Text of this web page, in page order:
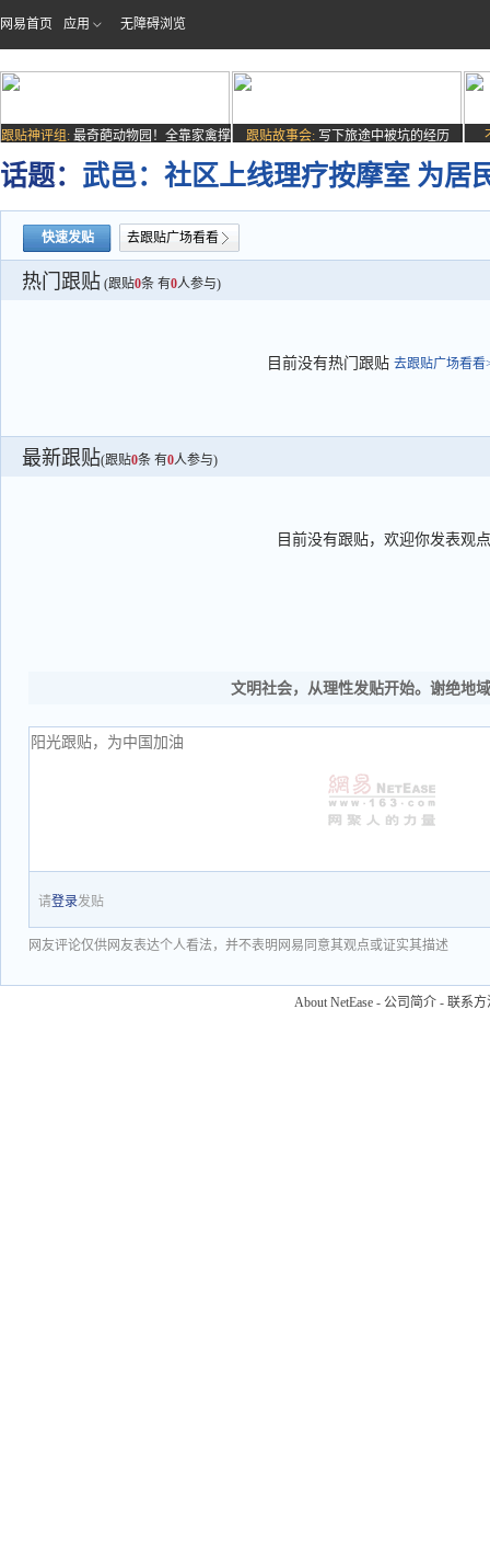
网易首页 应用 无障碍浏览
跟贴神评组: 最奇葩动物园！全靠家禽撑
场子
跟贴故事会: 写下旅途中被坑的经历
话题： 武邑：社区上线理疗按摩室 为居
快速发贴 去跟贴广场看看
热门跟贴 (跟贴0条 有0人参与)
目前没有热门跟贴 去跟贴广场看看
最新跟贴(跟贴0条 有0人参与)
目前没有跟贴，欢迎你发表观点
文明社会，从理性发贴开始。谢绝地
请登录发贴
网友评论仅供网友表达个人看法，并不表明网易同意其观点或证实其描述
About NetEase - 公司简介 - 联系方